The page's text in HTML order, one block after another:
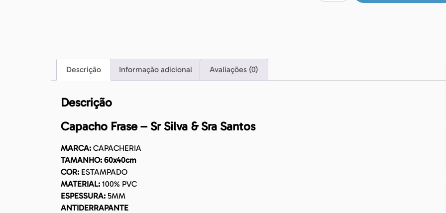
Descrição Informação adicional Avaliações (0)
Descrição
Capacho Frase – Sr Silva & Sra Santos
MARCA: CAPACHERIA
TAMANHO: 60x40cm
COR: ESTAMPADO
MATERIAL: 100% PVC
ESPESSURA: 5MM
ANTIDERRAPANTE